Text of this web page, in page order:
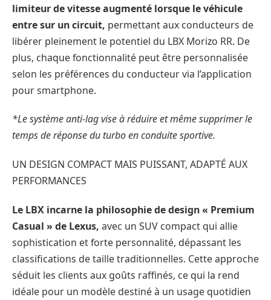
limiteur de vitesse augmenté lorsque le véhicule
entre sur un circuit, permettant aux conducteurs de
libérer pleinement le potentiel du LBX Morizo RR. De
plus, chaque fonctionnalité peut être personnalisée
selon les préférences du conducteur via l’application
pour smartphone.
*Le système anti-lag vise à réduire et même supprimer le
temps de réponse du turbo en conduite sportive.
UN DESIGN COMPACT MAIS PUISSANT, ADAPTÉ AUX
PERFORMANCES
Le LBX incarne la philosophie de design « Premium
Casual » de Lexus, avec un SUV compact qui allie
sophistication et forte personnalité, dépassant les
classifications de taille traditionnelles. Cette approche
séduit les clients aux goûts raffinés, ce qui la rend
idéale pour un modèle destiné à un usage quotidien